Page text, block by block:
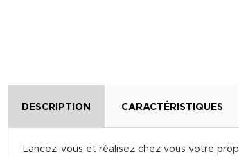
DESCRIPTION CARACTÉRISTIQUES
Lancez-vous et réalisez chez vous votre